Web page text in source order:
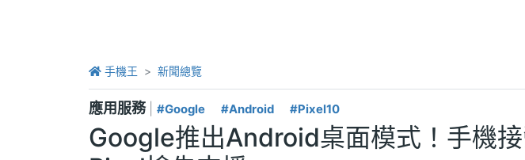
手機王 新聞總覽
應用服務 #Google #Android #Pixel10
Google推出Android桌面模式！手機